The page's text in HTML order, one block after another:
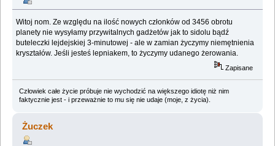
Witoj nom. Ze względu na ilość nowych członków od 3456 obrotu
planety nie wysyłamy przywitalnych gadżetów jak to sidolu bądź
buteleczki lejdejskiej 3-minutowej - ale w zamian życzymy niemętnienia
kryształów. Jeśli jesteś lepniakem, to życzymy udanego żerowania.
Zapisane
Człowiek całe życie próbuje nie wychodzić na większego idiotę niż nim
faktycznie jest - i przeważnie to mu się nie udaje (moje, z życia).
Żuczek